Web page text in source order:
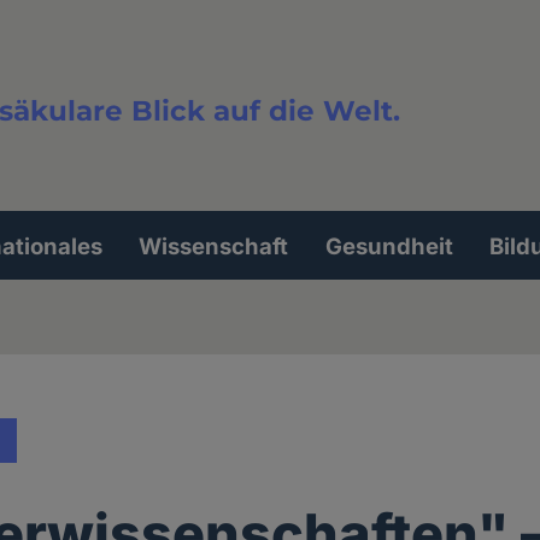
Blick auf die Welt.
Wissenschaft Gesundheit